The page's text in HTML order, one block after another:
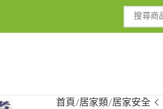
首頁 居家類 居家安全